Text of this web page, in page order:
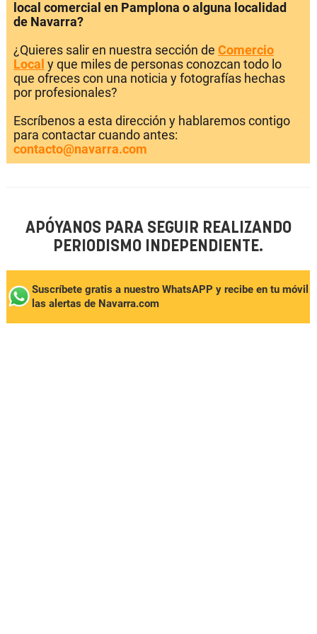
local comercial en Pamplona o alguna localidad
de Navarra?
¿Quieres salir en nuestra sección de Comercio
Local y que miles de personas conozcan todo lo
que ofreces con una noticia y fotografías hechas
por profesionales?
Escríbenos a esta dirección y hablaremos contigo
para contactar cuando antes:
contacto@navarra.com
APÓYANOS PARA SEGUIR REALIZANDO
PERIODISMO INDEPENDIENTE.
Suscríbete gratis a nuestro WhatsAPP y recibe en tu móvil
las alertas de Navarra.com